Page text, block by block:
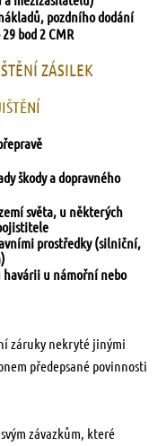
pozdního dodání
bod 2 CMR
ZÁSILEK
škody a dopravného
světa, u některých
prostředky (silniční,
u námořní nebo
záruky nekryté jinými
předepsané povinnosti
závazkům, které